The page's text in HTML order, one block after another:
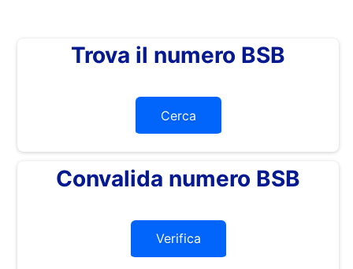
Trova il numero BSB
Cerca
Convalida numero BSB
Verifica